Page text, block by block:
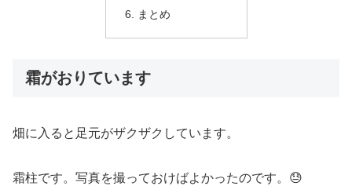
まとめ
霜がおりています
畑に入ると足元がザクザクしています。
霜柱です。写真を撮っておけばよかったのです。😓